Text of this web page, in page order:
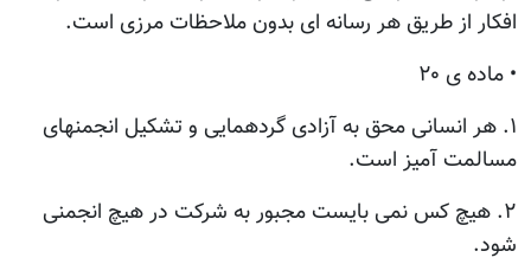
افکار از طریق هر رسانه ای بدون ملاحظات مرزی است.
• ماده ی ۲۰
۱. هر انسانی محق به آزادی گردهمایی و تشکیل انجمنهای
مسالمت آمیز است.
۲. هیچ کس نمی بایست مجبور به شرکت در هیچ انجمنی
شود.